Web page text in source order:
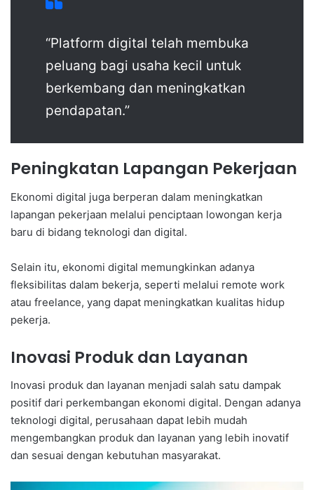
“Platform digital telah membuka
peluang bagi usaha kecil untuk
berkembang dan meningkatkan
pendapatan.”
Peningkatan Lapangan Pekerjaan
Ekonomi digital juga berperan dalam meningkatkan
lapangan pekerjaan melalui penciptaan lowongan kerja
baru di bidang teknologi dan digital.
Selain itu, ekonomi digital memungkinkan adanya
fleksibilitas dalam bekerja, seperti melalui remote work
atau freelance, yang dapat meningkatkan kualitas hidup
pekerja.
Inovasi Produk dan Layanan
Inovasi produk dan layanan menjadi salah satu dampak
positif dari perkembangan ekonomi digital. Dengan adanya
teknologi digital, perusahaan dapat lebih mudah
mengembangkan produk dan layanan yang lebih inovatif
dan sesuai dengan kebutuhan masyarakat.